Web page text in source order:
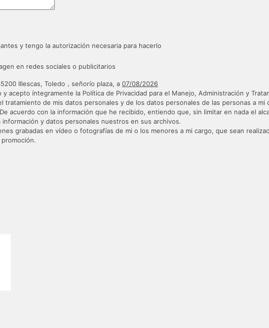
y tengo la autorización necesaria para hacerlo
en redes sociales o publicitarios
Illescas, Toledo，señorío plaza, a 07/08/2026
acepto íntegramente la Política de Privacidad para el Manejo, Administración y
tratamiento de mis datos personales y de los datos personales de las personas a
acuerdo con la información que he recibido, entiendo que, sin limitar en nada el
información y datos personales nuestros en sus archivos.
grabadas en vídeo o fotografías de mi o los menores a mi cargo, que sean